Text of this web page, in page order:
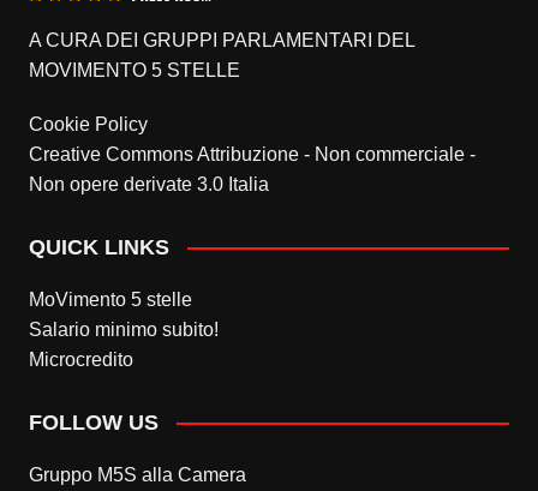
A CURA DEI GRUPPI PARLAMENTARI DEL
MOVIMENTO 5 STELLE
Cookie Policy
Creative Commons Attribuzione - Non commerciale -
Non opere derivate 3.0 Italia
QUICK LINKS
MoVimento 5 stelle
Salario minimo subito!
Microcredito
FOLLOW US
Gruppo M5S alla Camera